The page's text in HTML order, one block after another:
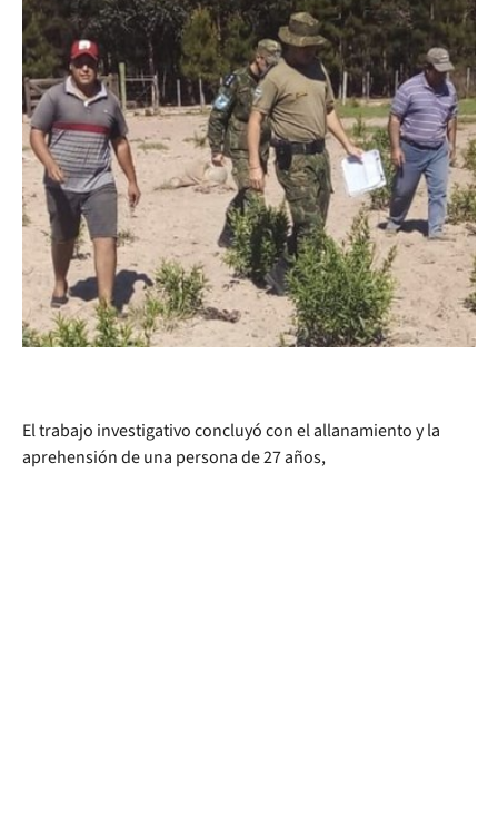
El trabajo investigativo concluyó con el allanamiento y la
aprehensión de una persona de 27 años,